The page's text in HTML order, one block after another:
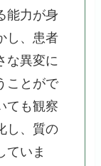
能力が身
し、患者
な異変に
ことがで
ても観察
し、質の
ていま